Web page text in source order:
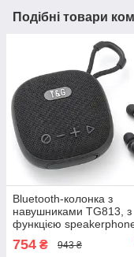
Подібні товари
Bluetooth-колонка з
навушниками TG813, з
функцією
радіо, Потужність 5Вт,
4,0х9,5х9,5 см, чорна
754 ₴ 943 ₴